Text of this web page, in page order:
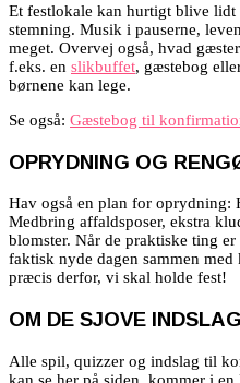
Et festlokale kan hurtigt blive
stemning. Musik i pauserne,
meget. Overvej også, hvad
f.eks. en slikbuffet, gæstebog
børnene kan lege.
Se også: Gæstebog til
OPRYDNING OG
Hav også en plan for oprydning:
Medbring affaldsposer, ekstra
blomster. Når de praktiske ting
faktisk nyde dagen sammen
præcis derfor, vi skal holde fest!
OM DE SJOVE
Alle spil, quizzer og indslag til
kan se her på siden, kommer i